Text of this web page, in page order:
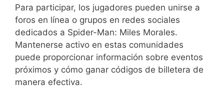
Para participar, los jugadores pueden unirse a
foros en línea o grupos en redes sociales
dedicados a Spider-Man: Miles Morales.
Mantenerse activo en estas comunidades
puede proporcionar información sobre eventos
próximos y cómo ganar códigos de billetera de
manera efectiva.